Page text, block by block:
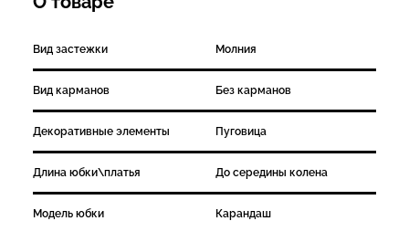
Вид застежки Молния
Вид карманов Без карманов
Декоративные элементы Пуговица
Длина юбки\платья До середины колена
Модель юбки Карандаш